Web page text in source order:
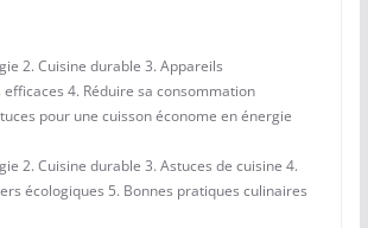
2. Cuisine durable 3. Appareils
4. Réduire sa consommation
pour une cuisson économe en énergie
2. Cuisine durable 3. Astuces de cuisine 4.
écologiques 5. Bonnes pratiques culinaires